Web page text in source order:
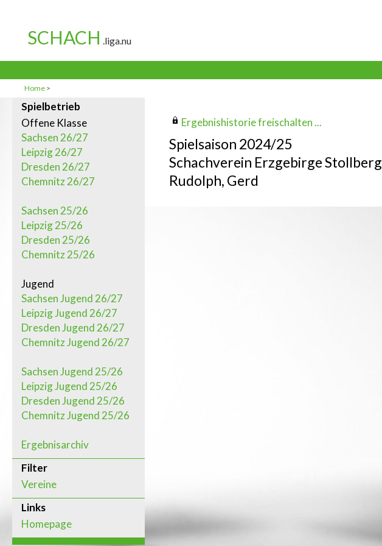
Home >
Spielbetrieb
Offene Klasse
Sachsen 26/27
Leipzig 26/27
Dresden 26/27
Chemnitz 26/27
Sachsen 25/26
Leipzig 25/26
Dresden 25/26
Chemnitz 25/26
Jugend
Sachsen Jugend 26/27
Leipzig Jugend 26/27
Dresden Jugend 26/27
Chemnitz Jugend 26/27
Sachsen Jugend 25/26
Leipzig Jugend 25/26
Dresden Jugend 25/26
Chemnitz Jugend 25/26
Ergebnisarchiv
Filter
Vereine
Links
Homepage
Ergebnishistorie freischalten ...
Spielsaison 2024/25
Schachverein Erzgebirge Stollberg
Rudolph, Gerd